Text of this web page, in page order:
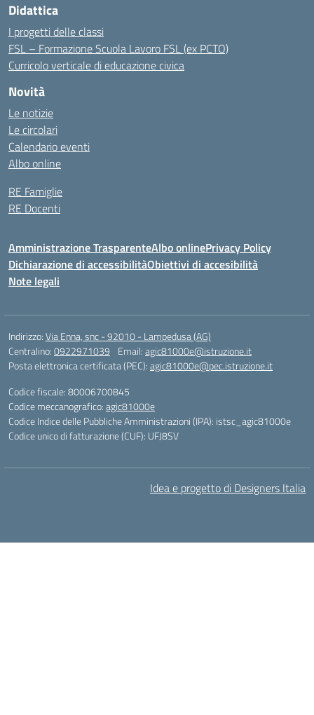
Didattica
I progetti delle classi
FSL – Formazione Scuola Lavoro FSL (ex PCTO)
Curricolo verticale di educazione civica
Novità
Le notizie
Le circolari
Calendario eventi
Albo online
RE Famiglie
RE Docenti
Amministrazione TrasparenteAlbo onlinePrivacy Policy
Dichiarazione di accessibilitàObiettivi di accesibilità
Note legali
Indirizzo:Via Enna, snc - 92010 - Lampedusa (AG)
Centralino:0922971039 Email:agic81000e@istruzione.it
Posta elettronica certificata (PEC):agic81000e@pec.istruzione.it
Codice fiscale: 80006700845
Codice meccanografico:agic81000e
Codice Indice delle Pubbliche Amministrazioni (IPA): istsc_agic81000e
Codice unico di fatturazione (CUF): UFJ8SV
Idea e progetto di Designers Italia